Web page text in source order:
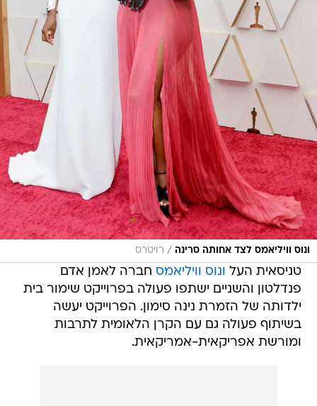
ונוס וויליאמס לצד אחותה סרינה / רויטרס
טניסאית העל ונוס וויליאמס חברה לאמן אדם
פנדלטון והשניים ישתפו פעולה בפרוייקט שימור בית
ילדותה של הזמרת נינה סימון. הפרוייקט יעשה
בשיתוף פעולה גם עם הקרן הלאומית לתרבות
ומורשת אפריקאית-אמריקאית.